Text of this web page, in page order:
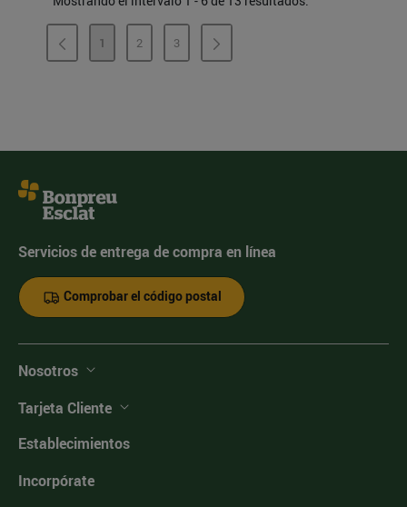
PÁGINA
1 PÁGINA
2 PÁGINA
3
Servicios de entrega de compra en línea
Comprobar el código postal
Nosotros
Tarjeta Cliente
Establecimientos
Incorpórate